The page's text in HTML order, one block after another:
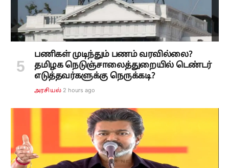
பணிகள் முடிந்தும் பணம் வரவில்லை?
தமிழக நெடுஞ்சாலைத்துறையில் டெண்டர்
எடுத்தவர்களுக்கு நெருக்கடி?
அரசியல் 2 hours ago